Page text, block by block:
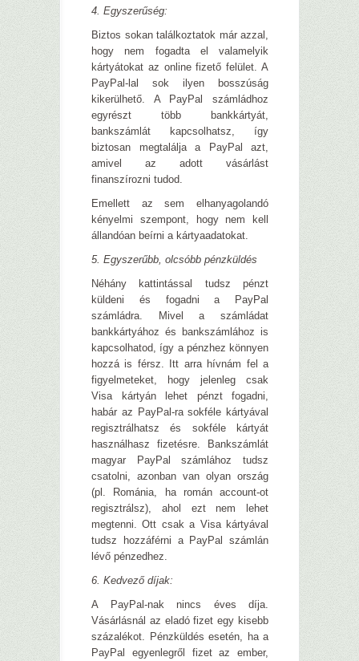
4. Egyszerűség:
Biztos sokan találkoztatok már azzal,
hogy nem fogadta el valamelyik
kártyátokat az online fizető felület. A
PayPal-lal sok ilyen bosszúság
kikerülhető. A PayPal számládhoz
egyrészt több bankkártyát,
bankszámlát kapcsolhatsz, így
biztosan megtalálja a PayPal azt,
amivel az adott vásárlást
finanszírozni tudod.
Emellett az sem elhanyagolandó
kényelmi szempont, hogy nem kell
állandóan beírni a kártyaadatokat.
5. Egyszerűbb, olcsóbb pénzküldés
Néhány kattintással tudsz pénzt
küldeni és fogadni a PayPal
számládra. Mivel a számládat
bankkártyához és bankszámlához is
kapcsolhatod, így a pénzhez könnyen
hozzá is férsz. Itt arra hívnám fel a
figyelmeteket, hogy jelenleg csak
Visa kártyán lehet pénzt fogadni,
habár az PayPal-ra sokféle kártyával
regisztrálhatsz és sokféle kártyát
használhasz fizetésre. Bankszámlát
magyar PayPal számlához tudsz
csatolni, azonban van olyan ország
(pl. Románia, ha román account-ot
regisztrálsz), ahol ezt nem lehet
megtenni. Ott csak a Visa kártyával
tudsz hozzáférni a PayPal számlán
lévő pénzedhez.
6. Kedvező díjak:
A PayPal-nak nincs éves díja.
Vásárlásnál az eladó fizet egy kisebb
százalékot. Pénzküldés esetén, ha a
PayPal egyenlegről fizet az ember,